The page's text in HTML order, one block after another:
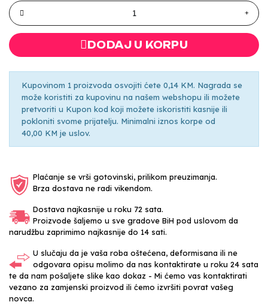
DODAJ U KORPU
Kupovinom 1 proizvoda osvojiti ćete 0,14 KM. Nagrada se
može koristiti za kupovinu na našem webshopu ili možete
pretvoriti u Kupon kod koji možete iskoristiti kasnije ili
pokloniti svome prijatelju. Minimalni iznos korpe od
40,00 KM je uslov.
Plaćanje se vrši gotovinski, prilikom preuzimanja.
Brza dostava ne radi vikendom.
Dostava najkasnije u roku 72 sata.
Proizvode šaljemo u sve gradove BiH pod uslovom da
narudžbu zaprimimo najkasnije do 14 sati.
U slučaju da je vaša roba oštećena, deformisana ili ne
odgovara opisu molimo da nas kontaktirate u roku 24 sata
te da nam pošaljete slike kao dokaz - Mi ćemo vas kontaktirati
vezano za zamjenski proizvod ili ćemo izvršiti povrat vašeg
novca.